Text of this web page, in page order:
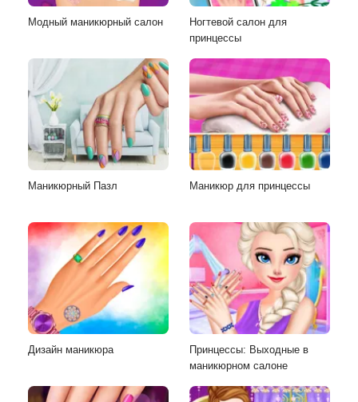
Модный маникюрный салон
Ногтевой салон для
принцессы
Маникюрный Пазл Маникюр для принцессы
Дизайн маникюра
Принцессы: Выходные в
маникюрном салоне